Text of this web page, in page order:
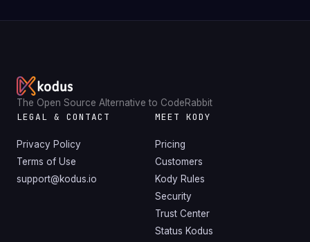
The Open Source Alternative to CodeRabbit
LEGAL & CONTACT
Privacy Policy
Terms of Use
support@kodus.io
MEET KODY
Pricing
Customers
Kody Rules
Security
Trust Center
Status Kodus